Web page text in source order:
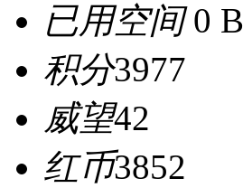
已用空间0 B
积分3977
威望42
红币3852